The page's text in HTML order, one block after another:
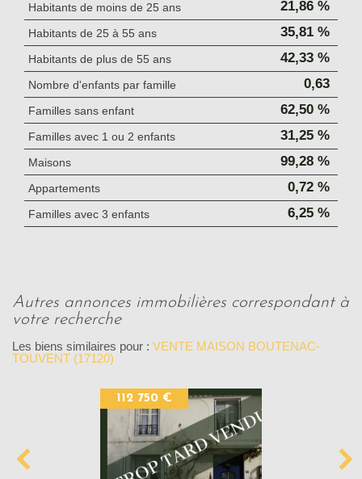
Habitants de moins de 25 ans 21,86 %
Habitants de 25 à 55 ans 35,81 %
Habitants de plus de 55 ans 42,33 %
Nombre d'enfants par famille 0,63
Familles sans enfant 62,50 %
Familles avec 1 ou 2 enfants 31,25 %
Maisons 99,28 %
Appartements 0,72 %
Familles avec 3 enfants 6,25 %
autres annonces immobilières correspondant à
votre recherche
Les biens similaires pour : VENTE MAISON BOUTENAC-
TOUVENT (17120)
112 750 €